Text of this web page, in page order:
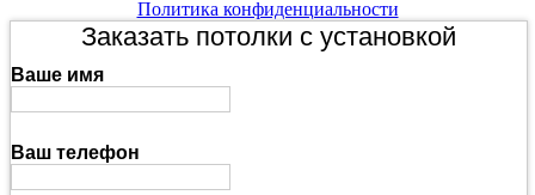
Политика конфиденциальности
Заказать потолки с установкой
Ваше имя
Ваш телефон